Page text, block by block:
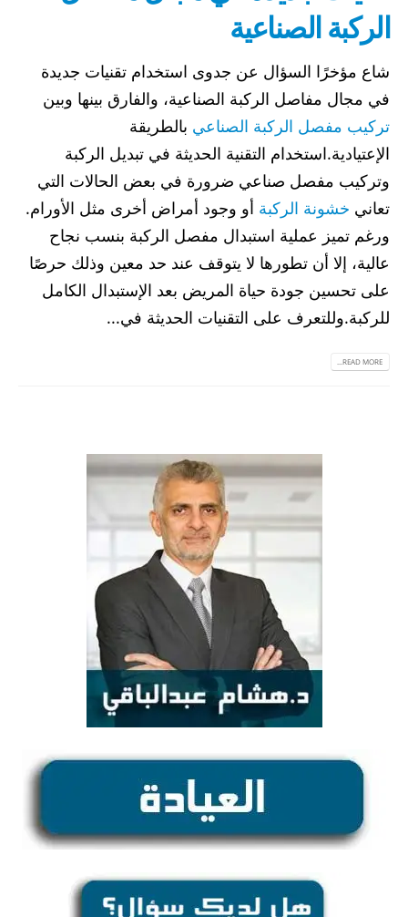
الركبة الصناعية
شاع مؤخرًا السؤال عن جدوى استخدام تقنيات جديدة
في مجال مفاصل الركبة الصناعية، والفارق بينها وبين
تركيب مفصل الركبة الصناعي بالطريقة
الإعتيادية.استخدام التقنية الحديثة في تبديل الركبة
وتركيب مفصل صناعي ضرورة في بعض الحالات التي
تعاني خشونة الركبة أو وجود أمراض أخرى مثل الأورام.
ورغم تميز عملية استبدال مفصل الركبة بنسب نجاح
عالية، إلا أن تطورها لا يتوقف عند حد معين وذلك حرصًا
على تحسين جودة حياة المريض بعد الإستبدال الكامل
للركبة.وللتعرف على التقنيات الحديثة في...
READ MORE...